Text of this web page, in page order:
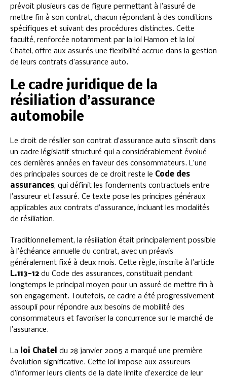
prévoit plusieurs cas de figure permettant à l’assuré de
mettre fin à son contrat, chacun répondant à des conditions
spécifiques et suivant des procédures distinctes. Cette
faculté, renforcée notamment par la loi Hamon et la loi
Chatel, offre aux assurés une flexibilité accrue dans la gestion
de leurs contrats d’assurance auto.
Le cadre juridique de la
résiliation d’assurance
automobile
Le droit de résilier son contrat d’assurance auto s’inscrit dans
un cadre législatif structuré qui a considérablement évolué
ces dernières années en faveur des consommateurs. L’une
des principales sources de ce droit reste le Code des
assurances, qui définit les fondements contractuels entre
l’assureur et l’assuré. Ce texte pose les principes généraux
applicables aux contrats d’assurance, incluant les modalités
de résiliation.
Traditionnellement, la résiliation était principalement possible
à l’échéance annuelle du contrat, avec un préavis
généralement fixé à deux mois. Cette règle, inscrite à l’article
L.113-12 du Code des assurances, constituait pendant
longtemps le principal moyen pour un assuré de mettre fin à
son engagement. Toutefois, ce cadre a été progressivement
assoupli pour répondre aux besoins de mobilité des
consommateurs et favoriser la concurrence sur le marché de
l’assurance.
La loi Chatel du 28 janvier 2005 a marqué une première
évolution significative. Cette loi impose aux assureurs
d’informer leurs clients de la date limite d’exercice de leur